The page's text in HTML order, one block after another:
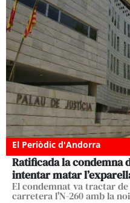
El Periòdic d'Andorra
Ratificada la condemna
intentar matar
El condemnat va tractar
carretera l'N-260 amb la